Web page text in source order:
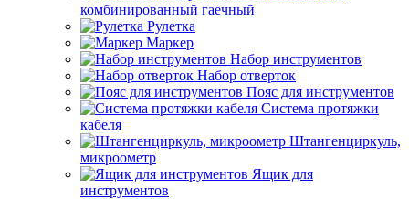
комбинированный гаечный
Рулетка
Маркер
Набор инструментов
Набор отверток
Пояс для инструментов
Система протяжки
кабеля
Штангенциркуль,
микроометр
Ящик для
инструментов